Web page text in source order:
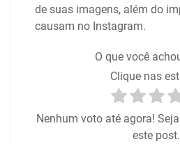
de suas imagens, além do
causam no Instagram.
O que você
Clique nas
Nenhum voto até agora!
este post.